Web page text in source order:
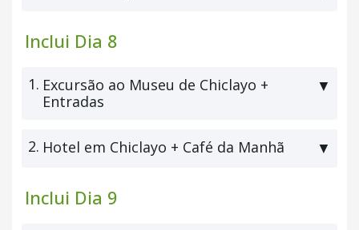
Inclui Dia 8
1. Excursão ao Museu de Chiclayo +
Entradas
▼
2. Hotel em Chiclayo + Café da Manhã ▼
Inclui Dia 9